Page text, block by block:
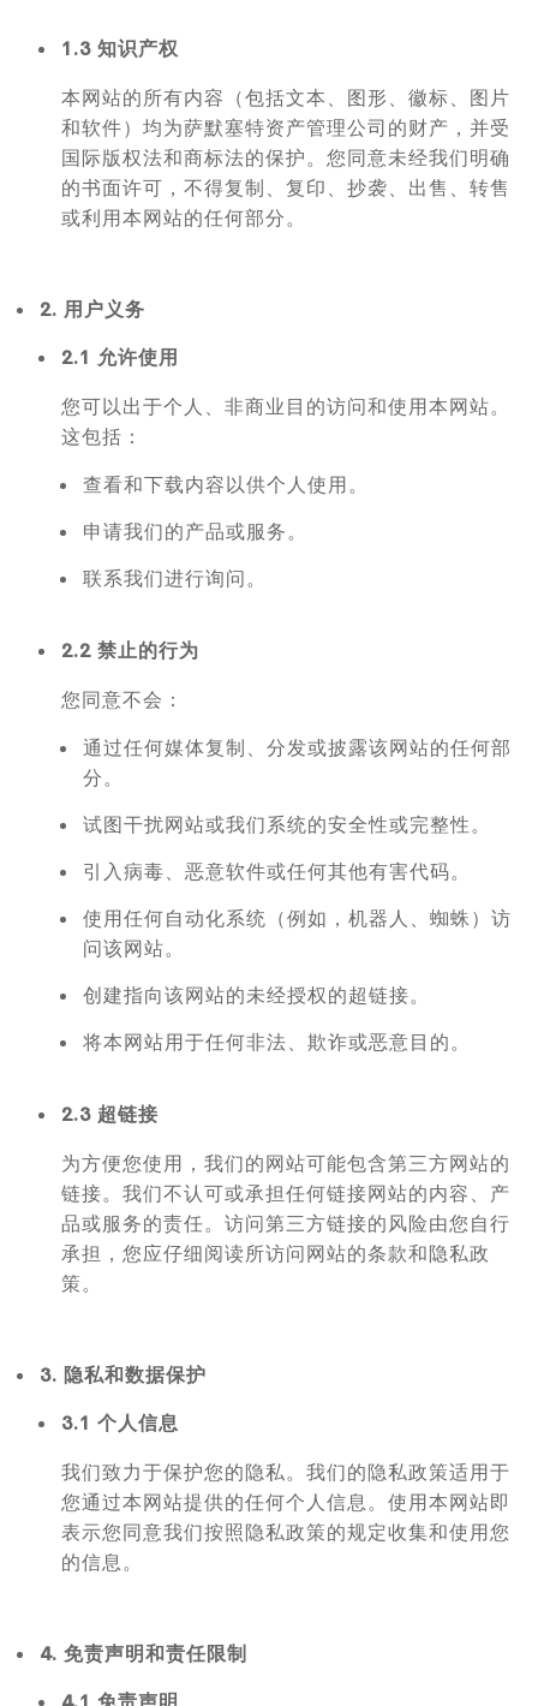
1.3 知识产权
本网站的所有内容（包括文本、图形、徽标、图片
和软件）均为萨默塞特资产管理公司的财产，并受
国际版权法和商标法的保护。您同意未经我们明确
的书面许可，不得复制、复印、抄袭、出售、转售
或利用本网站的任何部分。
2. 用户义务
2.1 允许使用
您可以出于个人、非商业目的访问和使用本网站。
这包括：
查看和下载内容以供个人使用。
申请我们的产品或服务。
联系我们进行询问。
2.2 禁止的行为
您同意不会：
通过任何媒体复制、分发或披露该网站的任何部
分。
试图干扰网站或我们系统的安全性或完整性。
引入病毒、恶意软件或任何其他有害代码。
使用任何自动化系统（例如，机器人、蜘蛛）访
问该网站。
创建指向该网站的未经授权的超链接。
将本网站用于任何非法、欺诈或恶意目的。
2.3 超链接
为方便您使用，我们的网站可能包含第三方网站的
链接。我们不认可或承担任何链接网站的内容、产
品或服务的责任。访问第三方链接的风险由您自行
承担，您应仔细阅读所访问网站的条款和隐私政
策。
3. 隐私和数据保护
3.1 个人信息
我们致力于保护您的隐私。我们的隐私政策适用于
您通过本网站提供的任何个人信息。使用本网站即
表示您同意我们按照隐私政策的规定收集和使用您
的信息。
4. 免责声明和责任限制